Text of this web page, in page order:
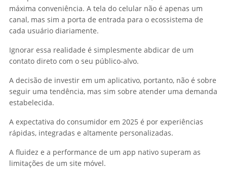
máxima conveniência. A tela do celular não é apenas um
canal, mas sim a porta de entrada para o ecossistema de
cada usuário diariamente.
Ignorar essa realidade é simplesmente abdicar de um
contato direto com o seu público-alvo.
A decisão de investir em um aplicativo, portanto, não é sobre
seguir uma tendência, mas sim sobre atender uma demanda
estabelecida.
A expectativa do consumidor em 2025 é por experiências
rápidas, integradas e altamente personalizadas.
A fluidez e a performance de um app nativo superam as
limitações de um site móvel.